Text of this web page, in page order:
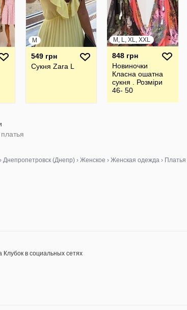
M
549 грн
Сукня Zara L
M, L, XL, XXL
848 грн
Новиночки
Класна ошатна
сукня . Розміри
46- 50
› Днепропетровск (Днепр) › Женское › Женская одежда › Платья
Клубок в социальных сетях